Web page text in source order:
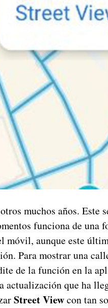
muchos años. Este
funciona de una
móvil, aunque este
Para mostrar una
de la función en la
actualización que ha
Street Viewcon tan